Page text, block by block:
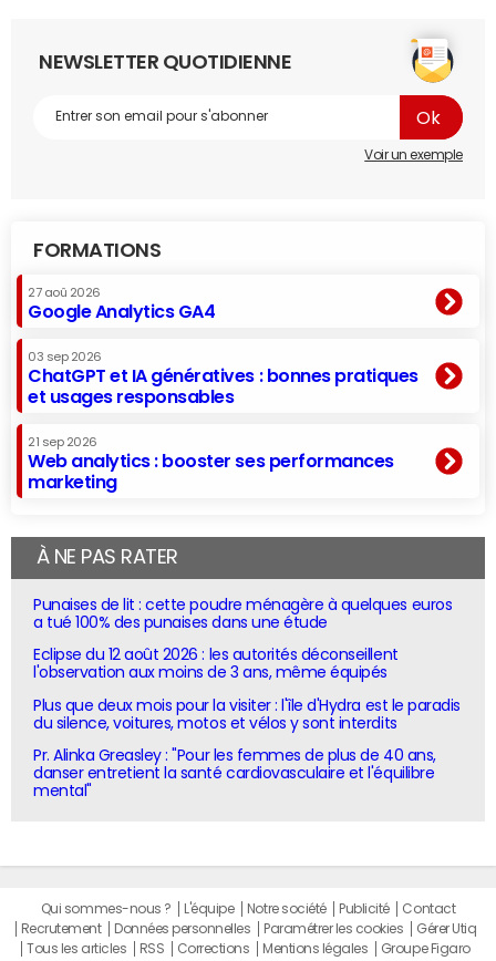
NEWSLETTER QUOTIDIENNE
Voir un exemple
FORMATIONS
27 aoû 2026
Google Analytics GA4
03 sep 2026
ChatGPT et IA génératives : bonnes pratiques
et usages responsables
21 sep 2026
Web analytics : booster ses performances
marketing
À NE PAS RATER
Punaises de lit : cette poudre ménagère à quelques euros
a tué 100% des punaises dans une étude
Eclipse du 12 août 2026 : les autorités déconseillent
l'observation aux moins de 3 ans, même équipés
Plus que deux mois pour la visiter : l'île d'Hydra est le paradis
du silence, voitures, motos et vélos y sont interdits
Pr. Alinka Greasley : "Pour les femmes de plus de 40 ans,
danser entretient la santé cardiovasculaire et l'équilibre
mental"
Qui sommes-nous ? L'équipe Notre société Publicité
Contact
Recrutement
Données personnelles Paramétrer les cookies
Gérer Utiq
Tous les articles
RSS Corrections Mentions légales Groupe Figaro